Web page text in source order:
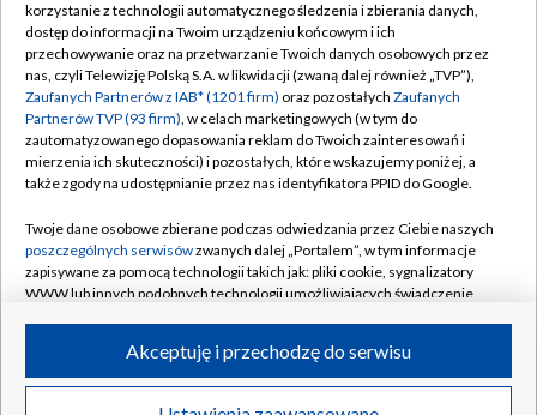
TVP
Abonament TVP
Emisja w TVP
Centrum informacji TVP
Naziemna Telewizja Cyfrowa
Rada Programowa
System NOS
Informacje o nadawcy
Program dla prasy
Regulamin TVP
Polityka prywatności
Moje zgody
Pomoc
Kontakt
Kanały
©2026 Telewizja Polska S.A. w likwidacji
korzystanie z technologii automatycznego śledzenia i zbierania danych,
dostęp do informacji na Twoim urządzeniu końcowym i ich
przechowywanie oraz na przetwarzanie Twoich danych osobowych przez
nas, czyli Telewizję Polską S.A. w likwidacji (zwaną dalej również „TVP”),
Zaufanych Partnerów z IAB* (1201 firm) oraz pozostałych Zaufanych
Partnerów TVP (93 firm), w celach marketingowych (w tym do
zautomatyzowanego dopasowania reklam do Twoich zainteresowań i
mierzenia ich skuteczności) i pozostałych, które wskazujemy poniżej, a
także zgody na udostępnianie przez nas identyfikatora PPID do Google.
Twoje dane osobowe zbierane podczas odwiedzania przez Ciebie naszych
poszczególnych serwisówzwanych dalej „Portalem”, w tym informacje
zapisywane za pomocą technologii takich jak: pliki cookie, sygnalizatory
WWW lub innych podobnych technologii umożliwiających świadczenie
ruchu w Internecie.
Twoje dane osobowe zbierane podczas odwiedzania przez Ciebie
Akceptuję i przechodzę do serwisu